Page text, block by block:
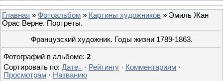
Главная » Фотоальбом » Картины художников » Эмиль Жан
Орас Верне. Портреты.
Французский художник. Годы жизни 1789-1863.
Фотографий в альбоме: 2
Сортировать по: Дате · Рейтингу · Комментариям ·
Просмотрам · Названию